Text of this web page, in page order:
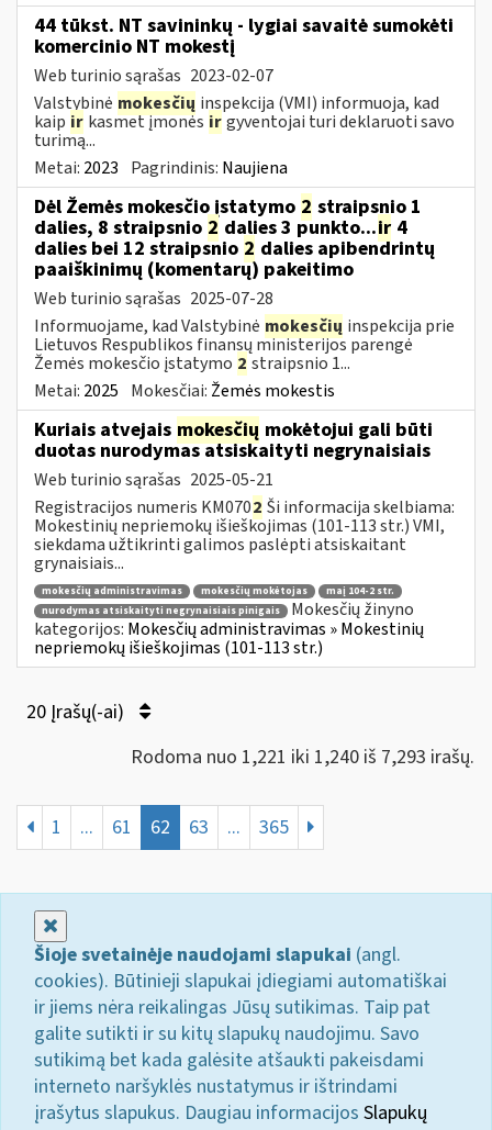
44 tūkst. NT savininkų - lygiai savaitė sumokėti
komercinio NT mokestį
Web turinio sąrašas 2023-02-07
Valstybinė mokesčių inspekcija (VMI) informuoja, kad
kaip ir kasmet įmonės irgyventojai turi deklaruoti savo
turimą...
Metai: 2023 Pagrindinis: Naujiena
Dėl Žemės mokesčio įstatymo 2 straipsnio 1
dalies, 8 straipsnio 2 dalies 3 punkto...ir 4
dalies bei 12 straipsnio 2 dalies apibendrintų
paaiškinimų (komentarų) pakeitimo
Web turinio sąrašas 2025-07-28
Informuojame, kad Valstybinė mokesčių inspekcija prie
Lietuvos Respublikos finansų ministerijos parengė
Žemės mokesčio įstatymo 2 straipsnio 1...
Metai: 2025 Mokesčiai: Žemės mokestis
Kuriais atvejais mokesčių mokėtojui gali būti
duotas nurodymas atsiskaityti negrynaisiais
Web turinio sąrašas 2025-05-21
Registracijos numeris KM0702 Ši informacija skelbiama:
Mokestinių nepriemokų išieškojimas (101-113 str.) VMI,
siekdama užtikrinti galimos paslėpti atsiskaitant
grynaisiais...
mokesčių administravimas mokesčių mokėtojas
maį 104-2 str.
nurodymas atsiskaityti negrynaisiais pinigais
Mokesčių žinyno
kategorijos: Mokesčių administravimas » Mokestinių
nepriemokų išieškojimas (101-113 str.)
20 Įrašų(-ai)
Rodoma nuo 1,221 iki 1,240 iš 7,293 irašų.
1 ... 61 62 63 ... 365
Šioje svetainėje naudojami slapukai (angl.
cookies). Būtinieji slapukai įdiegiami automatiškai
ir jiems nėra reikalingas Jūsų sutikimas. Taip pat
galite sutikti ir su kitų slapukų naudojimu. Savo
sutikimą bet kada galėsite atšaukti pakeisdami
interneto naršyklės nustatymus ir ištrindami
įrašytus slapukus. Daugiau informacijos Slapukų